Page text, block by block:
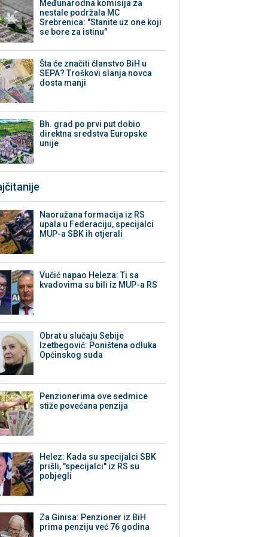
Međunarodna komisija za
nestale podržala MC
Srebrenica: "Stanite uz one koji
se bore za istinu"
Šta će značiti članstvo BiH u
SEPA? Troškovi slanja novca
dosta manji
Bh. grad po prvi put dobio
direktna sredstva Europske
unije
Naoružana formacija iz RS
upala u Federaciju, specijalci
MUP-a SBK ih otjerali
Vučić napao Heleza: Ti sa
kvadovima su bili iz MUP-a RS
Obrat u slučaju Sebije
Izetbegović: Poništena odluka
Općinskog suda
Penzionerima ove sedmice
stiže povećana penzija
Helez: Kada su specijalci SBK
prišli, "specijalci" iz RS su
pobjegli
Za Ginisa: Penzioner iz BiH
prima penziju već 76 godina